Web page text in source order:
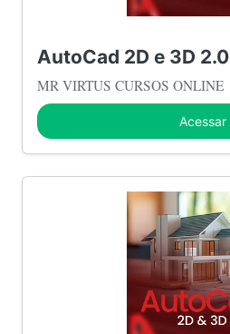
AutoCad 2D e 3D 2.0
MR VIRTUS CURSOS ONLINE
Acessar